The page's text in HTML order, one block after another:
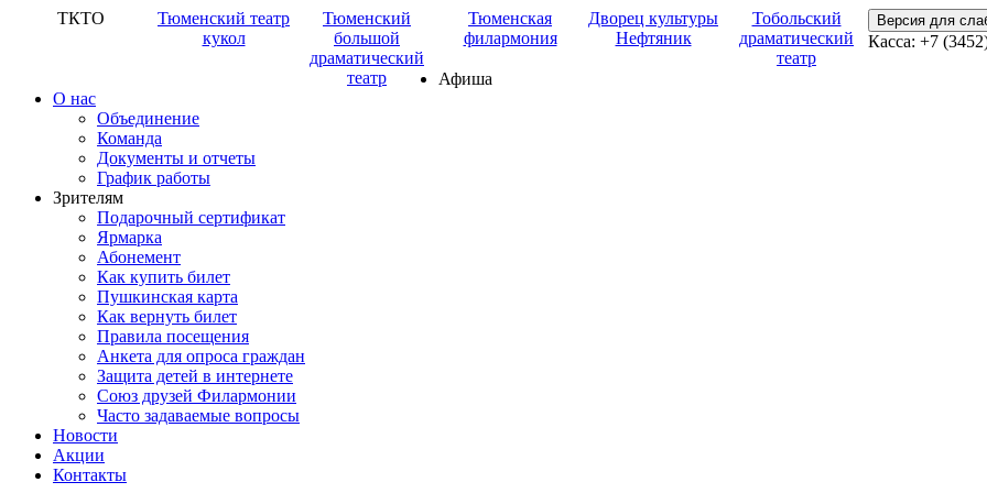
ТКТО
Тюменский театр
кукол
Тюменский
большой
драматический
театр
Тюменская
филармония
Дворец культуры
Нефтяник
Тобольский
драматический
театр
Версия для
Касса: +7
Афиша
О нас
Объединение
Команда
Документы и отчеты
График работы
Зрителям
Подарочный сертификат
Ярмарка
Абонемент
Как купить билет
Пушкинская карта
Как вернуть билет
Правила посещения
Анкета для опроса граждан
Защита детей в интернете
Союз друзей Филармонии
Часто задаваемые вопросы
Новости
Акции
Контакты